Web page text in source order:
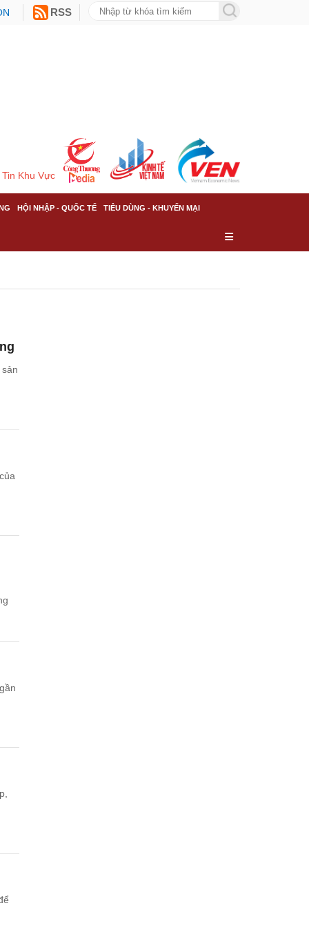
RSS
Tin Khu Vực
HỘI NHẬP - QUỐC TẾ TIÊU DÙNG - KHUYẾN MẠI